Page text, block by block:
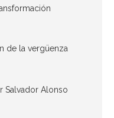
de la vergüenza
Salvador Alonso